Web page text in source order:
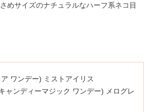
めサイズのナチュラルなハーフ系ネコ目
ワンデー) ミストアイリス
ャンディーマジック ワンデー) メログレ